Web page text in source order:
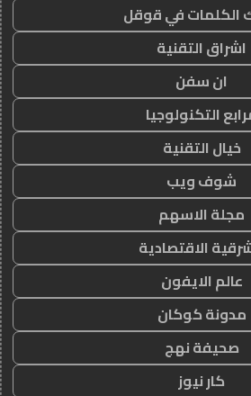
في قوقل
اشراق التقنية
ان سفن
التكنولوجيا
خيال التقنية
شوف ويب
مجلة الاسهم
الاقتصادية
عالم الايفون
مدونة كوكان
صحيفة نهج
كار نيوز